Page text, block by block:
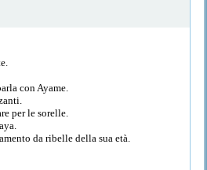
con Ayame.
per le sorelle.
da ribelle della sua età.